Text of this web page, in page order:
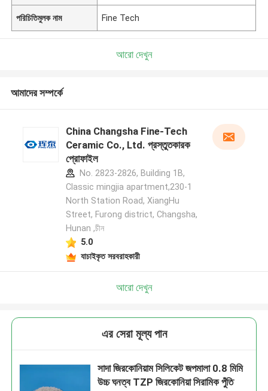
পরিচিতিমুলক নাম Fine Tech
আরো দেখুন
আমাদের সম্পর্কে
China Changsha Fine-Tech
Ceramic Co., Ltd. প্রস্তুতকারক
প্রোফাইল
No. 2823-2826, Building 1B,
Classic mingjia apartment,230-1
North Station Road, XiangHu
Street, Furong district, Changsha,
Hunan ,চীন
5.0
যাচাইকৃত সরবরাহকারী
আরো দেখুন
এর সেরা মূল্য পান
সাদা জিরকোনিয়াম সিলিকেট জপমালা 0.8 মিমি
উচ্চ ঘনত্ব TZP জিরকোনিয়া সিরামিক পুঁতি